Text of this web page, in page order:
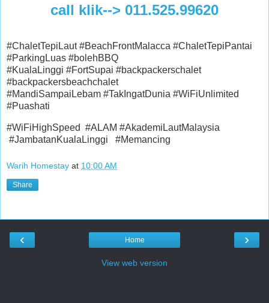
call klik--> 011.525.99620
#ChaletTepiLaut #BeachFrontMalacca #ChaletTepiPantai
#ParkingLuas #bolehBBQ
#KualaLinggi #FortSupai #backpackerschalet
#backpackersbeachchalet
#MandiSampaiLebam #TakIngatDunia #WiFiUnlimited
#Puashati
#WiFiHighSpeed #ALAM #AkademiLautMalaysia
#JambatanKualaLinggi #Memancing
Warih Homestay at 10:00 AM
Share
‹ ›
Home
View web version